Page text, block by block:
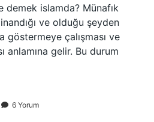
demek islamda? Münafık
ve olduğu şeyden
göstermeye çalışması ve
anlamına gelir. Bu durum
6 Yorum